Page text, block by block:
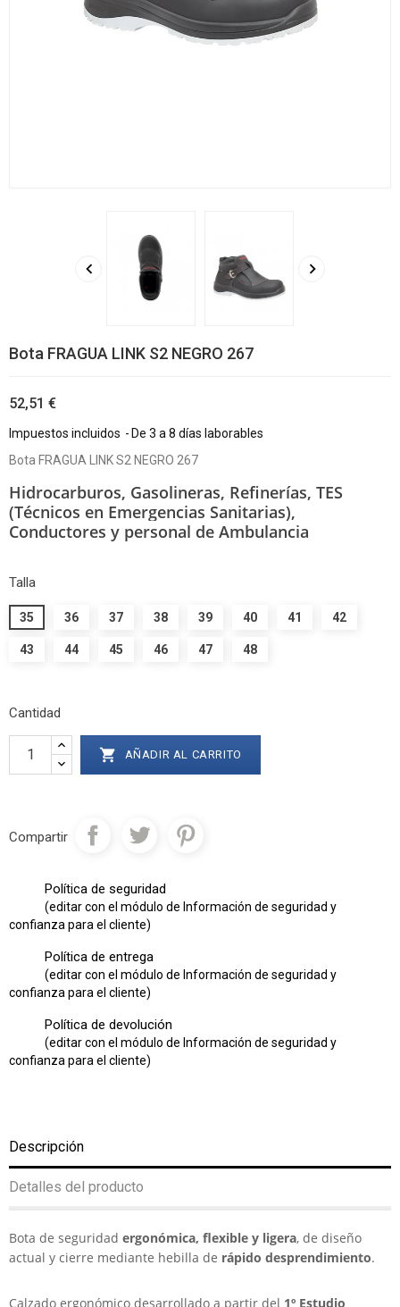
 
Bota FRAGUA LINK S2 NEGRO 267
52,51 €
Impuestos incluidos
De 3 a 8 días laborables
Bota FRAGUA LINK S2 NEGRO 267
Hidrocarburos, Gasolineras, Refinerías, TES
(Técnicos en Emergencias Sanitarias),
Conductores y personal de Ambulancia
Talla
35 36 37 38 39 40 41 42
43 44 45 46 47 48
Cantidad
 AÑADIR AL CARRITO
Compartir
Política de seguridad
(editar con el módulo de Información de seguridad y
confianza para el cliente)
Política de entrega
(editar con el módulo de Información de seguridad y
confianza para el cliente)
Política de devolución
(editar con el módulo de Información de seguridad y
confianza para el cliente)
Descripción
Detalles del producto
Bota de seguridad ergonómica, flexible y ligera, de diseño
actual y cierre mediante hebilla de rápido desprendimiento.
Calzado ergonómico desarrollado a partir del 1º Estudio